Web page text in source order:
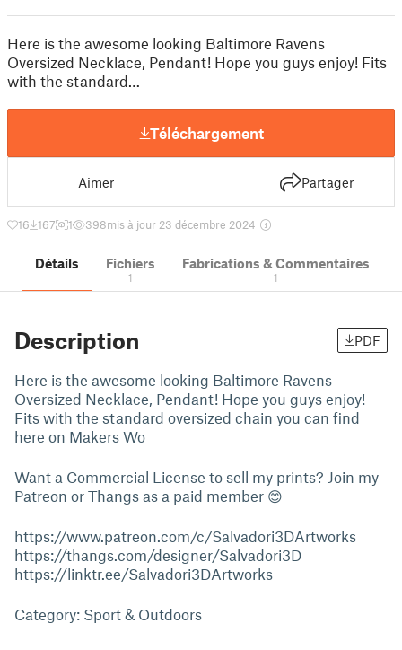
Here is the awesome looking Baltimore Ravens
Oversized Necklace, Pendant! Hope you guys enjoy! Fits
with the standard…
Téléchargement
Aimer Partager
16 167 1 398mis à jour 23 décembre 2024
Détails Fichiers
1
Fabrications & Commentaires
1
Description PDF
Here is the awesome looking Baltimore Ravens
Oversized Necklace, Pendant! Hope you guys enjoy!
Fits with the standard oversized chain you can find
here on Makers Wo
Want a Commercial License to sell my prints? Join my
Patreon or Thangs as a paid member 😊
https://www.patreon.com/c/Salvadori3DArtworks
https://thangs.com/designer/Salvadori3D
https://linktr.ee/Salvadori3DArtworks
Category: Sport & Outdoors